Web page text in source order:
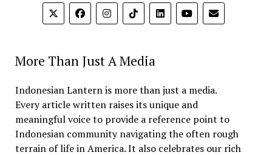
More Than Just A Media
Indonesian Lantern is more than just a media.
Every article written raises its unique and
meaningful voice to provide a reference point to
Indonesian community navigating the often rough
terrain of life in America. It also celebrates our rich